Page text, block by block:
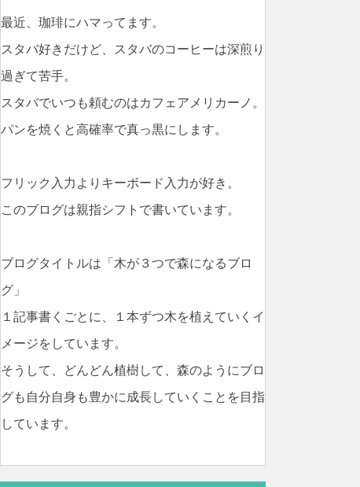
最近、珈琲にハマってます。
スタバ好きだけど、スタバのコーヒーは深煎り
過ぎて苦手。
スタバでいつも頼むのはカフェアメリカーノ。
パンを焼くと高確率で真っ黒にします。
フリック入力よりキーボード入力が好き。
このブログは親指シフトで書いています。
ブログタイトルは「木が３つで森になるブロ
グ」
１記事書くごとに、１本ずつ木を植えていくイ
メージをしています。
そうして、どんどん植樹して、森のようにブロ
グも自分自身も豊かに成長していくことを目指
しています。